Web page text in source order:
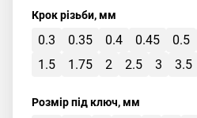
Крок різьби, мм
0.3 0.35 0.4 0.45 0.5
1.5
1.75 2 2.5 3 3.5
Розмір під ключ, мм